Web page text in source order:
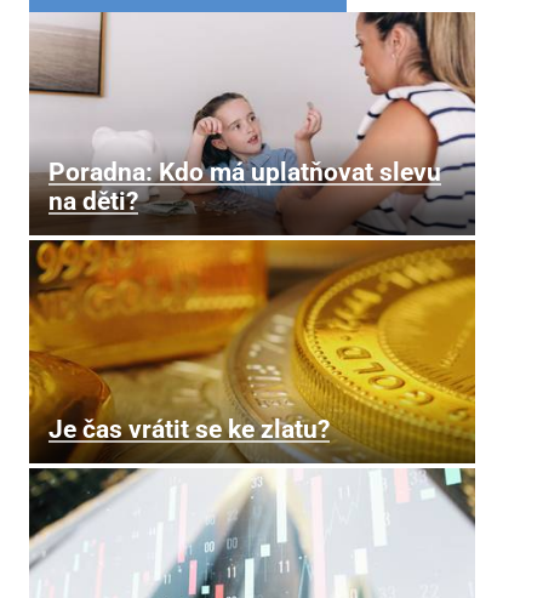
Poradna: Kdo má uplatňovat slevu
na děti?
Je čas vrátit se ke zlatu?